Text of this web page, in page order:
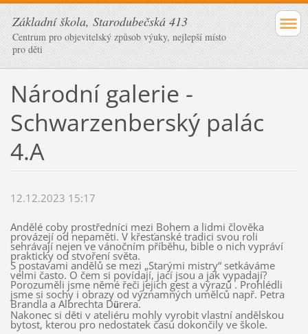
Základní škola, Starodubečská 413
Centrum pro objevitelský způsob výuky, nejlepší místo
pro děti
Národní galerie -
Schwarzenberský palác
4.A
12.12.2023 15:17
Andělé coby prostředníci mezi Bohem a lidmi člověka
provázejí od nepaměti. V křesťanské tradici svou roli
sehrávají nejen ve vánočním příběhu, bible o nich vypráví
prakticky od stvoření světa.
S postavami andělů se mezi „Starými mistry“ setkáváme
velmi často. O čem si povídají, jací jsou a jak vypadají?
Porozuměli jsme němé řeči jejich gest a výrazů . Prohlédli
jsme si sochy i obrazy od významných umělců např. Petra
Brandla a Albrechta Dürera.
Nakonec si děti v ateliéru mohly vyrobit vlastní andělskou
bytost, kterou pro nedostatek času dokončily ve škole.